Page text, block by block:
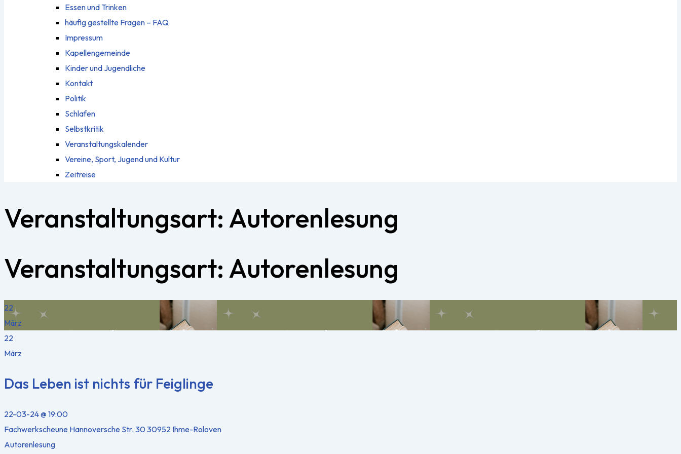
Essen und Trinken
häufig gestellte Fragen – FAQ
Impressum
Kapellengemeinde
Kinder und Jugendliche
Kontakt
Politik
Schlafen
Selbstkritik
Veranstaltungskalender
Vereine, Sport, Jugend und Kultur
Zeitreise
Veranstaltungsart:Autorenlesung
Veranstaltungsart:Autorenlesung
22
März
22
März
Das Leben ist nichts für Feiglinge
22-03-24 @ 19:00
Fachwerkscheune Hannoversche Str. 30 30952 Ihme-Roloven
Autorenlesung